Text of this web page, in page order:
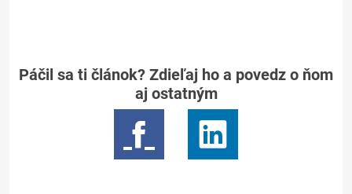
Páčil sa ti článok? Zdieľaj ho a povedz o ňom
aj ostatným